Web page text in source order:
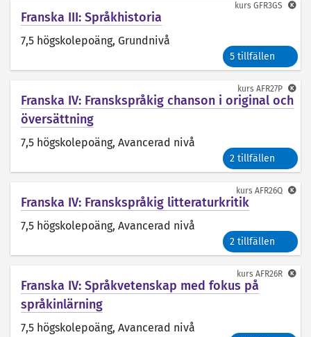
Franska III: Språkhistoria
7,5 högskolepoäng, Grundnivå
5 tillfällen
kurs GFR3GS
Franska IV: Franskspråkig chanson i original och
översättning
7,5 högskolepoäng, Avancerad nivå
2 tillfällen
kurs AFR27P
Franska IV: Franskspråkig litteraturkritik
7,5 högskolepoäng, Avancerad nivå
2 tillfällen
kurs AFR26Q
Franska IV: Språkvetenskap med fokus på
språkinlärning
7,5 högskolepoäng, Avancerad nivå
kurs AFR26R